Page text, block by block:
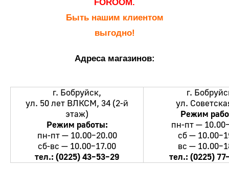
FOROOM.
Быть нашим клиентом
выгодно!
Адреса магазинов:
г. Бобруйск,
ул. 50 лет ВЛКСМ, 34 (2-й
этаж)
Режим работы:
пн-пт — 10.00–20.00
сб-вс — 10.00–17.00
тел.: (0225) 43–53–29
г.
ул.
Режим
пн-пт —
сб —
вс —
тел.: (0225)